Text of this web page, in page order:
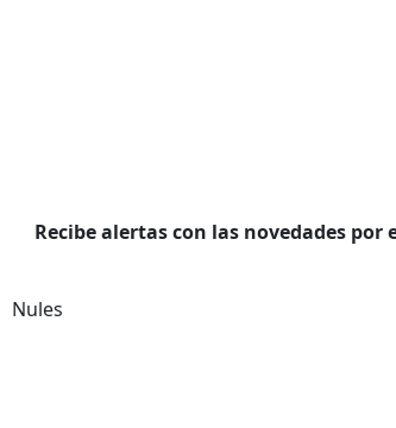
Recibe alertas con las novedades por
Nules